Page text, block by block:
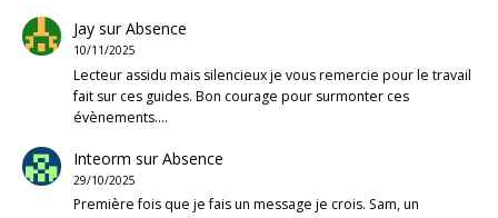
JaysurAbsence
10/11/2025
Lecteur assidu mais silencieux je vous remercie pour le travail
fait sur ces guides. Bon courage pour surmonter ces
évènements.…
Inteorm surAbsence
29/10/2025
Première fois que je fais un message je crois. Sam, un